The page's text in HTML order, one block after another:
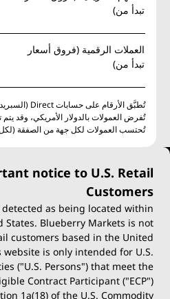
تبدأ من)
العملات الرقمية (فروق أسعار
تبدأ من)
تُطبَّق الأرقام على حسابات Direct (السبريد المباشر).
تُفرض العمولات بالدولار الأمريكي، وقد
تُحتسب العمولات لكل جهة من الصفقة
notice to U.S. Retail
Customers
detected as being located within
States. Blueberry Markets is not
customers based in the United
website is only intended for U.S.
("U.S. Persons") that meet the
Contract Participant ("ECP")
1a(18) of the U.S. Commodity
التداول
أنواع الحسابات
حساب تجريبي
المنصات
MetaTrader 4
MetaTrader 5